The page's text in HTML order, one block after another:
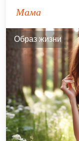
Мама
Образ жизни